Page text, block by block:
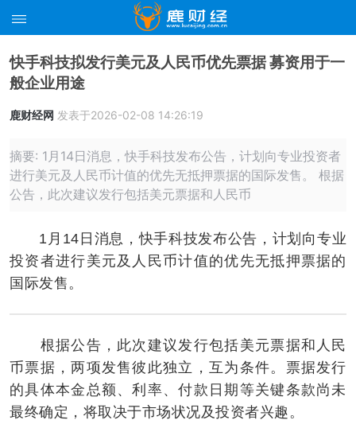
快手科技拟发行美元及人民币优先票据 募资用于一
般企业用途
鹿财经网 发表于2026-02-08 14:26:19
摘要: 1月14日消息，快手科技发布公告，计划向专业投资者
进行美元及人民币计值的优先无抵押票据的国际发售。 根据
公告，此次建议发行包括美元票据和人民币
1月14日消息，快手科技发布公告，计划向专业
投资者进行美元及人民币计值的优先无抵押票据的
国际发售。
根据公告，此次建议发行包括美元票据和人民
币票据，两项发售彼此独立，互为条件。票据发行
的具体本金总额、利率、付款日期等关键条款尚未
最终确定，将取决于市场状况及投资者兴趣。